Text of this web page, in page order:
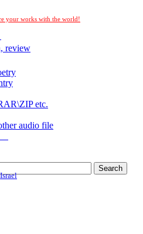
your works with the world!
review
etc.
audio file
Israel